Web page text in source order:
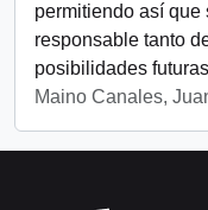
permitiendo así que
responsable tanto
posibilidades
Maino Canales,